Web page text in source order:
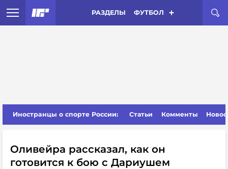
РАЗДЕЛЫ ФУТБОЛ
Иностранцы о спорте России: Статьи Комменты
Оливейра рассказал, как он
готовится к бою с Дариушем